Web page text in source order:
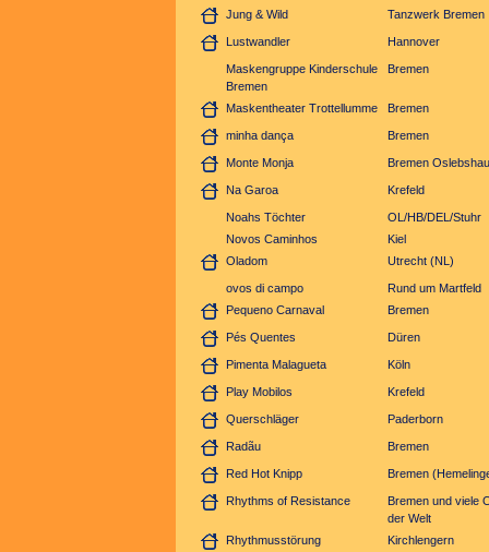
Jung & Wild Tanzwerk Bremen
Lustwandler Hannover
Maskengruppe Kinderschule
Bremen
Bremen
Maskentheater Trottellumme Bremen
minha dança Bremen
Monte Monja Bremen
Na Garoa Krefeld
Noahs Töchter
OL/HB/DEL/Stuhr
Novos Caminhos
Kiel
Oladom
Utrecht (NL)
ovos di campo
Rund um Martfeld
Pequeno Carnaval
Bremen
Pés Quentes Düren
Pimenta Malagueta Köln
Play Mobilos Krefeld
Querschläger Paderborn
Radãu Bremen
Red Hot Knipp Bremen
Rhythms of Resistance
Bremen und viele
der Welt
Rhythmusstörung
Kirchlengern